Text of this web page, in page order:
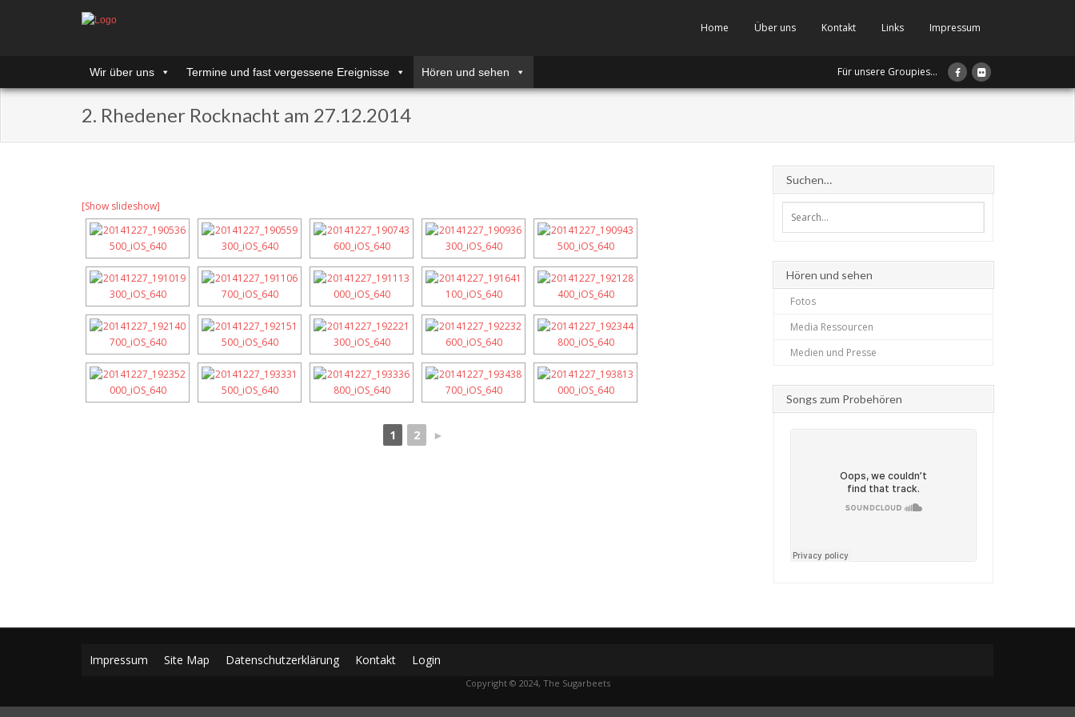
Home Über uns Kontakt Links Impressum
Wir über uns Termine und fast vergessene Ereignisse Hören und sehen Für unsere Groupies...
2. Rhedener Rocknacht am 27.12.2014
[Show slideshow]
1 2 ►
Suchen…
Hören und sehen
Fotos
Media Ressourcen
Medien und Presse
Songs zum Probehören
Impressum Site Map Datenschutzerklärung Kontakt Login
Copyright © 2024, The Sugarbeets